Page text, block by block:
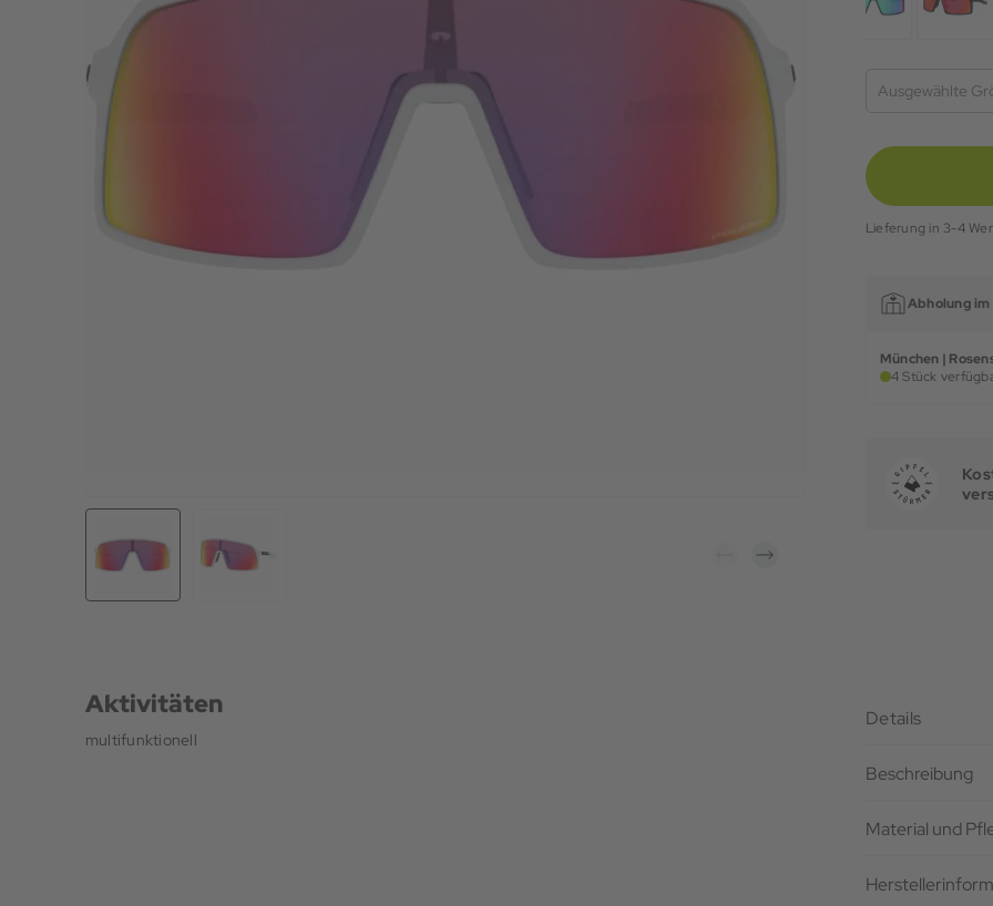
Ausgewählte
Lieferung in 3-4
Abholung im
München |
4 Stück
Aktivitäten
multifunktionell
Details
Beschreibung
Material und